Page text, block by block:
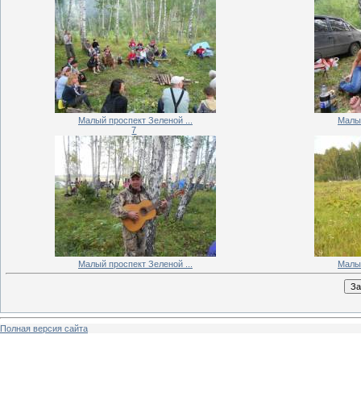
Малый проспект Зеленой ...
7
Малый проспект Зеленой ...
Полная версия сайта